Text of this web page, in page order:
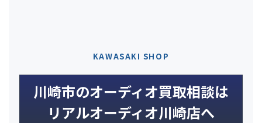
KAWASAKI SHOP
川崎市のオーディオ買取相談は
リアルオーディオ川崎店へ